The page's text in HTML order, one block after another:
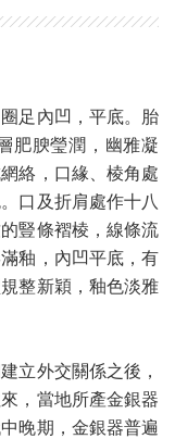
足內凹，平底。胎
肥腴瑩潤，幽雅凝
絡，口緣、棱角處
口及折肩處作十八
豎條褶棱，線條流
釉，內凹平底，有
整新穎，釉色淡雅
立外交關係之後，
，當地所產金銀器
晚期，金銀器普遍